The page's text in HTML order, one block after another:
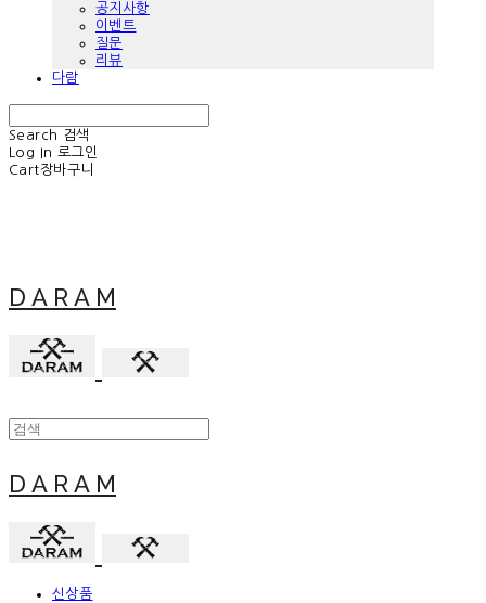
공지사항
이벤트
질문
리뷰
다람
Search
검색
Log In 로그인
Cart장바구니
D A R A M
D A R A M
신상품